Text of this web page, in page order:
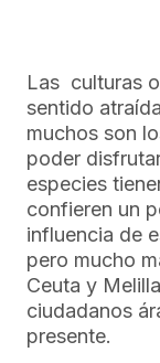
Las culturas
sentido
muchos son
poder
especies
confieren un
influencia de
pero mucho
Ceuta y
ciudadanos
presente.